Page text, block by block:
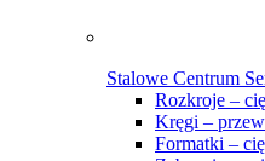
Stalowe Centrum
Rozkroje –
Kręgi –
Formatki –